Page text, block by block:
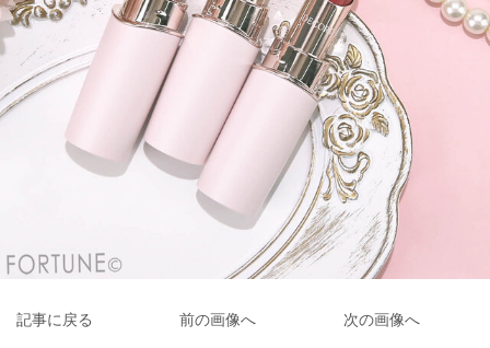
記事に戻る 前の画像へ 次の画像へ